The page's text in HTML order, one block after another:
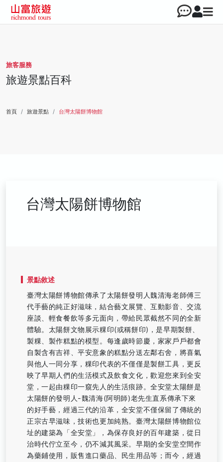
旅客服務
旅遊景點百科
首頁 旅遊景點 台灣太陽餅博物館
台灣太陽餅博物館
景點敘述
臺灣太陽餅博物館傳承了太陽餅發明人魏清海老師傅三
代手藝的純正好滋味，結合藝文展覽、互動影音、交流
座談、輕食餐飲等多元面向，帶給民眾截然不同的全新
體驗。太陽餅文物展示粿印(或稱餅印)，是早期製餅、
製粿、製作糕點的模型。每逢歲時節慶，家家戶戶都會
自製含有吉祥、平安意象的糕點分送左鄰右舍，將喜氣
與他人一同分享，粿印代表的不僅僅是製餅工具，更反
映了早期人們的生活模式及飲食文化，歡迎您來到全安
堂，一起由粿印一窺先人的生活痕跡。全安堂太陽餅是
太陽餅的發明人-魏清海(阿明師)老先生直系傳承下來
的好手藝，經過三代的沿革，全安堂不僅保留了傳統的
正宗古早滋味，技術也更加純熟。臺灣太陽餅博物館位
址的建築為「全安堂」，為保存良好的百年建築，從日
治時代佇立至今，仍不減其風采。早期的全安堂空間作
為藥鋪使用，販售進口藥品、民生用品等；而今，經過